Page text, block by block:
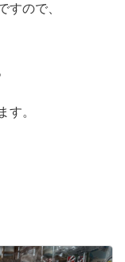
すので、
す。